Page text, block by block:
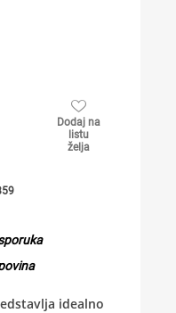
Dodaj na
listu
želja
idealno